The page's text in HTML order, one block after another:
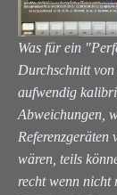
Was für ein
Durchschnitt
aufwendig
Abweichungen,
wären, teils
recht wenn